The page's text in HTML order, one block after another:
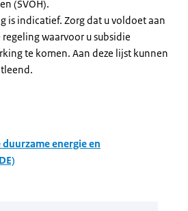
(SVOH).
is indicatief. Zorg dat u voldoet aan
waarvoor u subsidie
te komen. Aan deze lijst kunnen
energie en